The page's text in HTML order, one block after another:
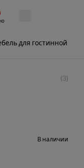
для гостинной
(3)
В наличии